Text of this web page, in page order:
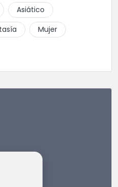
Asiático
Mujer